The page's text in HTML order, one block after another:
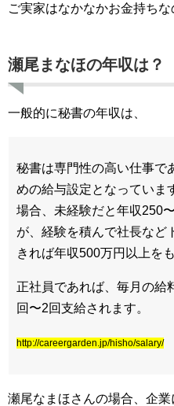
ご実家はなかなかお金持ち
瀬尾まなほの年収は？
一般的に秘書の年収は、
秘書は専門性の高い仕事で
めの給与設定となっていま
場合、未経験だと年収250
が、経験を積んで社長など
きれば年収500万円以上を
正社員であれば、毎月の給
回〜2回支給されます。
http://careergarden.jp/hisho/salary/
瀬尾なまほさんの場合、企